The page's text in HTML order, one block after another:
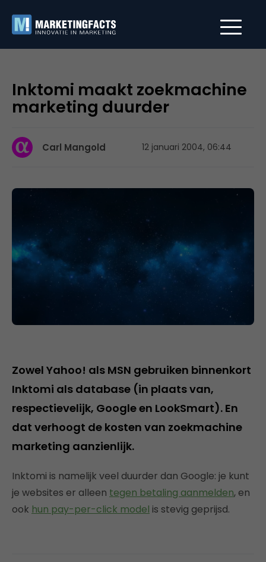
Inktomi maakt zoekmachine
marketing duurder
Carl Mangold 12 januari 2004, 06:44
Zowel Yahoo! als MSN gebruiken binnenkort
Inktomi als database (in plaats van,
respectievelijk, Google en LookSmart). En
dat verhoogt de kosten van zoekmachine
marketing aanzienlijk.
Inktomi is namelijk veel duurder dan Google: je kunt
je websites er alleen tegen betaling aanmelden, en
ook hun pay-per-click model is stevig geprijsd.